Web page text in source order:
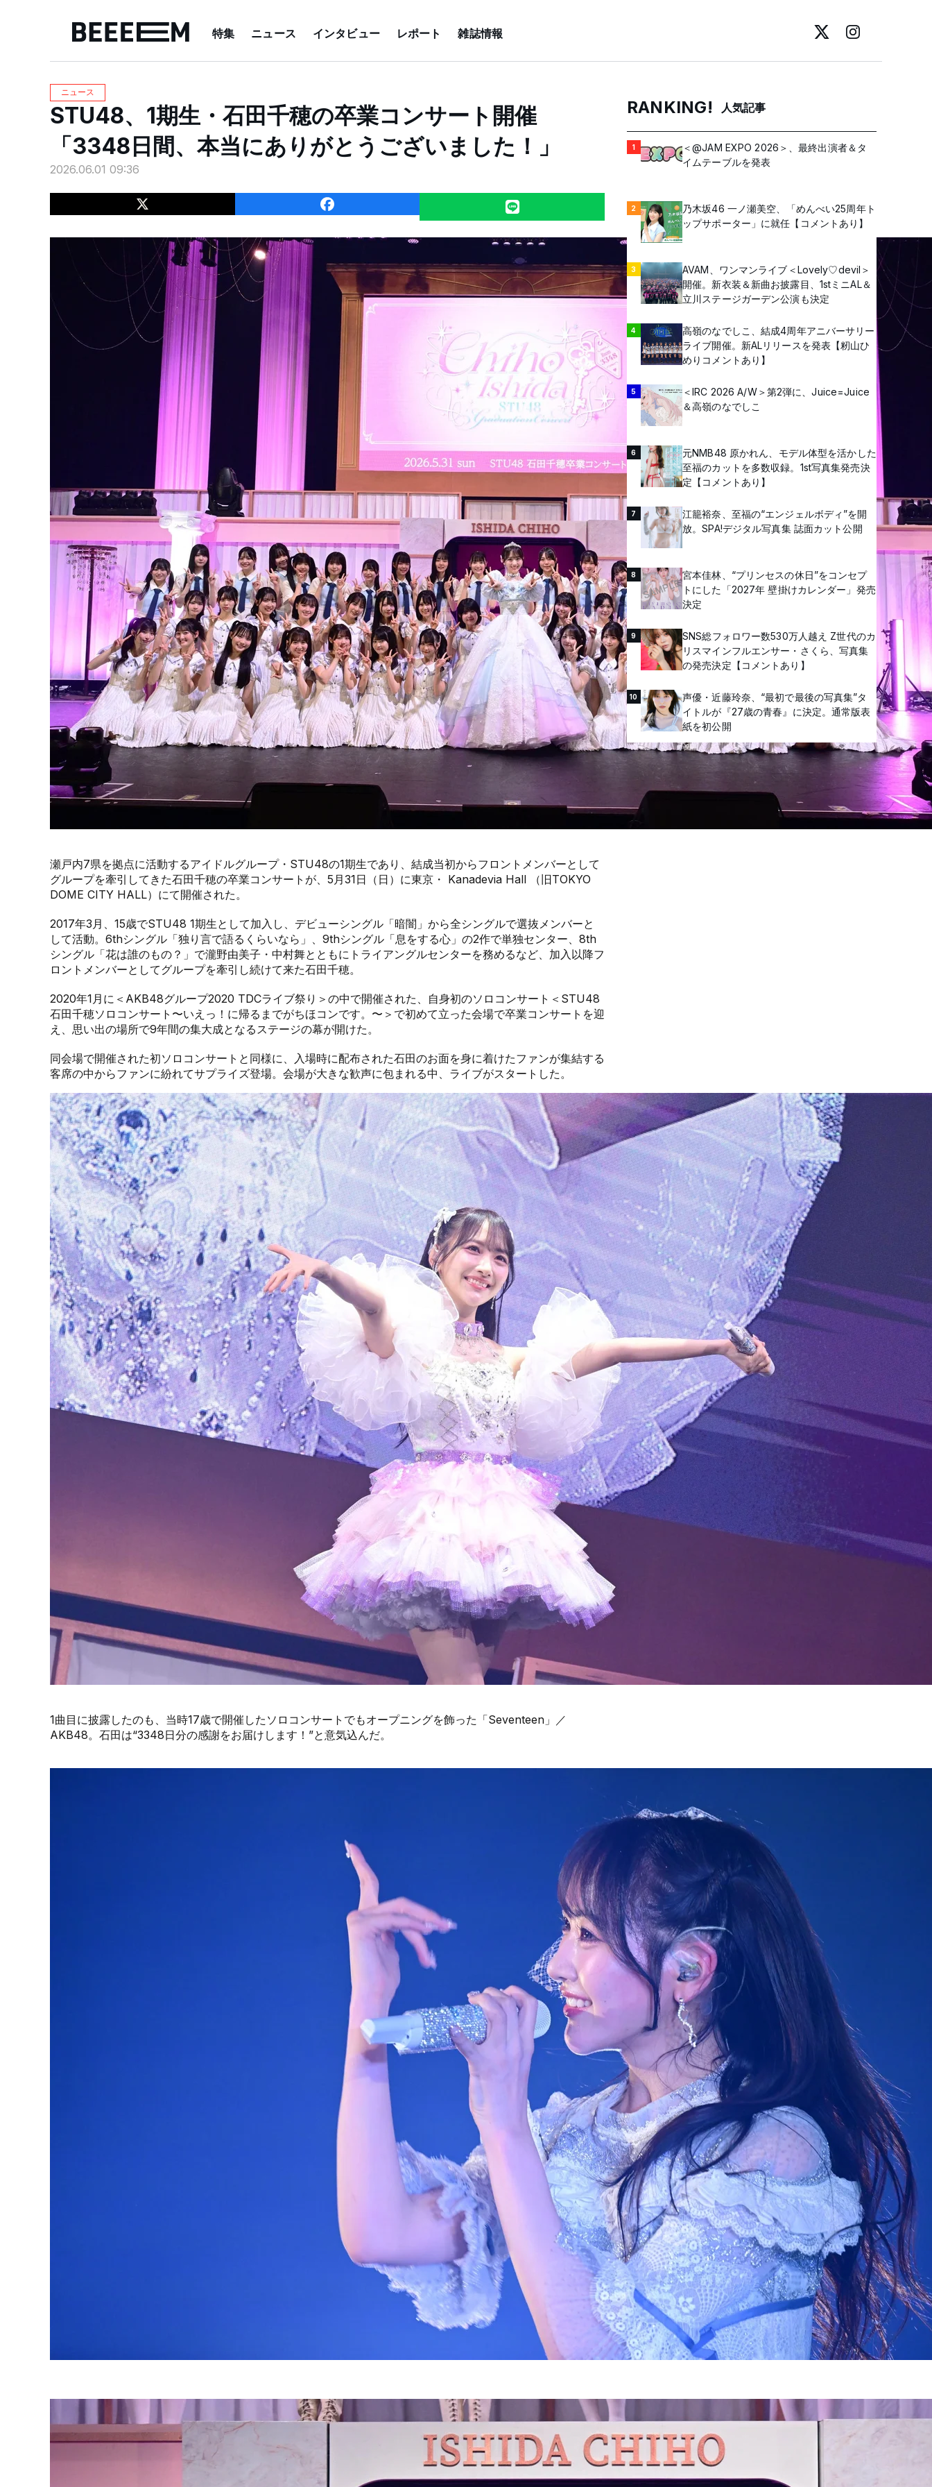
特集 ニュース インタビュー レポート 雑誌情報
ニュース
STU48、1期生・石田千穂の卒業コンサート開催
「3348日間、本当にありがとうございました！」
2026.06.01 09:36
瀬戸内7県を拠点に活動するアイドルグループ・STU48の1期生であり、結成当初からフロントメンバーとして
グループを牽引してきた石田千穂の卒業コンサートが、5月31日（日）に東京・ Kanadevia Hall （旧TOKYO
DOME CITY HALL）にて開催された。
2017年3月、15歳でSTU48 1期生として加入し、デビューシングル「暗闇」から全シングルで選抜メンバーと
して活動。6thシングル「独り言で語るくらいなら」、9thシングル「息をする心」の2作で単独センター、8th
シングル「花は誰のもの？」で瀧野由美子・中村舞とともにトライアングルセンターを務めるなど、加入以降フ
ロントメンバーとしてグループを牽引し続けて来た石田千穂。
2020年1月に＜AKB48グループ2020 TDCライブ祭り＞の中で開催された、自身初のソロコンサート＜STU48
石田千穂ソロコンサート〜いえっ！に帰るまでがちほコンです。〜＞で初めて立った会場で卒業コンサートを迎
え、思い出の場所で9年間の集大成となるステージの幕が開けた。
同会場で開催された初ソロコンサートと同様に、入場時に配布された石田のお面を身に着けたファンが集結する
客席の中からファンに紛れてサプライズ登場。会場が大きな歓声に包まれる中、ライブがスタートした。
1曲目に披露したのも、当時17歳で開催したソロコンサートでもオープニングを飾った「Seventeen」／
AKB48。石田は“3348日分の感謝をお届けします！”と意気込んだ。
RANKING! 人気記事
1
＜@JAM EXPO 2026＞、最終出演者＆タ
イムテーブルを発表
2
乃木坂46 一ノ瀬美空、「めんべい25周年ト
ップサポーター」に就任【コメントあり】
3
AVAM、ワンマンライブ＜Lovely♡devil＞
開催。新衣装＆新曲お披露目、1stミニAL＆
立川ステージガーデン公演も決定
4
高嶺のなでしこ、結成4周年アニバーサリー
ライブ開催。新ALリリースを発表【籾山ひ
めりコメントあり】
5
＜IRC 2026 A/W＞第2弾に、Juice=Juice
＆高嶺のなでしこ
6
元NMB48 原かれん、モデル体型を活かした
至福のカットを多数収録。1st写真集発売決
定【コメントあり】
7
江籠裕奈、至福の“エンジェルボディ”を開
放。SPA!デジタル写真集 誌面カット公開
8
宮本佳林、“プリンセスの休日”をコンセプ
トにした「2027年 壁掛けカレンダー」発売
決定
9
SNS総フォロワー数530万人越え Z世代のカ
リスマインフルエンサー・さくら、写真集
の発売決定【コメントあり】
10
声優・近藤玲奈、“最初で最後の写真集”タ
イトルが『27歳の青春』に決定。通常版表
紙を初公開